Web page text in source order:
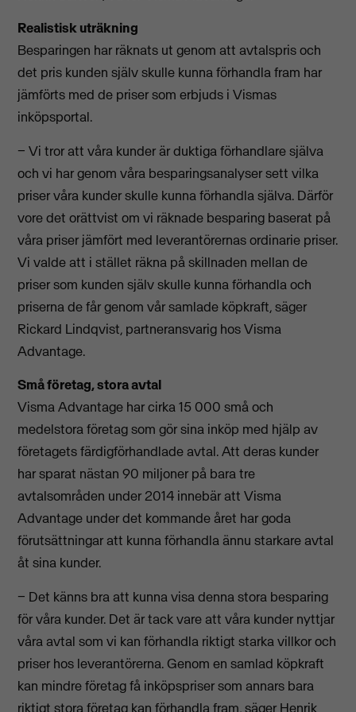
Realistisk uträkning
Besparingen har räknats ut genom att avtalspris och
det pris kunden själv skulle kunna förhandla fram har
jämförts med de priser som erbjuds i Vismas
inköpsportal.
− Vi tror att våra kunder är duktiga förhandlare själva
och vi har genom våra besparingsanalyser sett vilka
priser våra kunder skulle kunna förhandla själva. Därför
vore det orättvist om vi räknade besparing baserat på
våra priser jämfört med leverantörernas ordinarie priser.
Vi valde att i stället räkna på skillnaden mellan de
priser som kunden själv skulle kunna förhandla och
priserna de får genom vår samlade köpkraft, säger
Rickard Lindqvist, partneransvarig hos Visma
Advantage.
Små företag, stora avtal
Visma Advantage har cirka 15 000 små och
medelstora företag som gör sina inköp med hjälp av
företagets färdigförhandlade avtal. Att deras kunder
har sparat nästan 90 miljoner på bara tre
avtalsområden under 2014 innebär att Visma
Advantage under det kommande året har goda
förutsättningar att kunna förhandla ännu starkare avtal
åt sina kunder.
− Det känns bra att kunna visa denna stora besparing
för våra kunder. Det är tack vare att våra kunder nyttjar
våra avtal som vi kan förhandla riktigt starka villkor och
priser hos leverantörerna. Genom en samlad köpkraft
kan mindre företag få inköpspriser som annars bara
riktigt stora företag kan förhandla fram, säger Henrik